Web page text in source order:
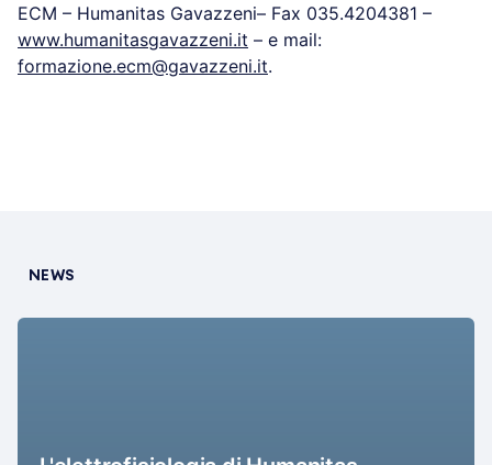
ECM – Humanitas Gavazzeni– Fax 035.4204381 –
www.humanitasgavazzeni.it – e mail:
formazione.ecm@gavazzeni.it.
NEWS